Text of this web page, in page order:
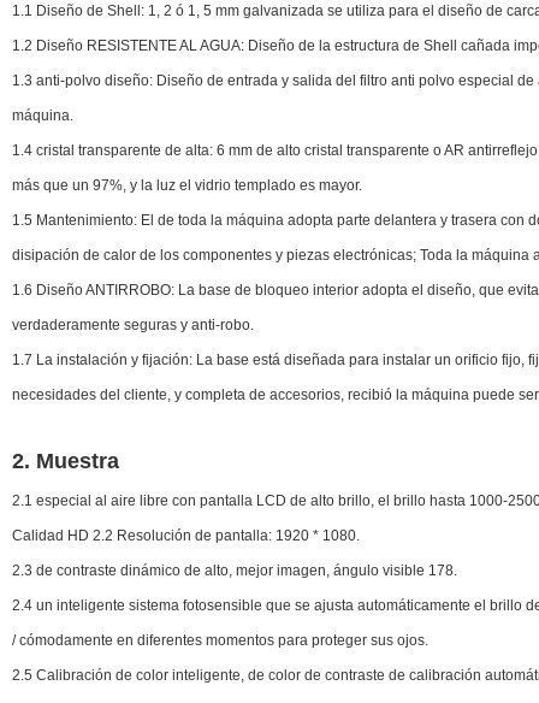
1.1 Diseño de Shell: 1, 2 ó 1, 5 mm galvanizada se utiliza para el diseño de
1.2 Diseño RESISTENTE AL AGUA: Diseño de la estructura de Shell cañada
1.3 anti-polvo diseño: Diseño de entrada y salida del filtro anti polvo especial
máquina.
1.4 cristal transparente de alta: 6 mm de alto cristal transparente o AR
más que un 97%, y la luz el vidrio templado es mayor.
1.5 Mantenimiento: El de toda la máquina adopta parte delantera y trasera
disipación de calor de los componentes y piezas electrónicas; Toda la
1.6 Diseño ANTIRROBO: La base de bloqueo interior adopta el diseño, que
verdaderamente seguras y anti-robo.
1.7 La instalación y fijación: La base está diseñada para instalar un orificio
necesidades del cliente, y completa de accesorios, recibió la máquina puede
2. Muestra
2.1 especial al aire libre con pantalla LCD de alto brillo, el brillo hasta 1000-
Calidad HD 2.2 Resolución de pantalla: 1920 * 1080.
2.3 de contraste dinámico de alto, mejor imagen, ángulo visible 178.
2.4 un inteligente sistema fotosensible que se ajusta automáticamente el brillo
/ cómodamente en diferentes momentos para proteger sus ojos.
2.5 Calibración de color inteligente, de color de contraste de calibración